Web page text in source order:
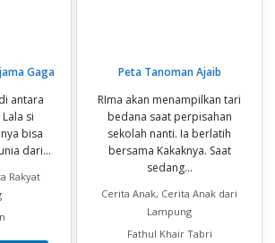
Gaga
antara
si
bisa
dari...
Rakyat
Peta Tanoman Ajaib
RIma akan menampilkan tari
bedana saat perpisahan
sekolah nanti. Ia berlatih
bersama Kakaknya. Saat
sedang...
Cerita Anak, Cerita Anak dari
Lampung
Fathul Khair Tabri